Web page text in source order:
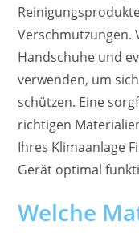
Verschmutzungen.
Handschuhe und
verwenden, um
schützen. Eine
richtigen
Ihres Klimaanlage
Gerät optimal
Welche